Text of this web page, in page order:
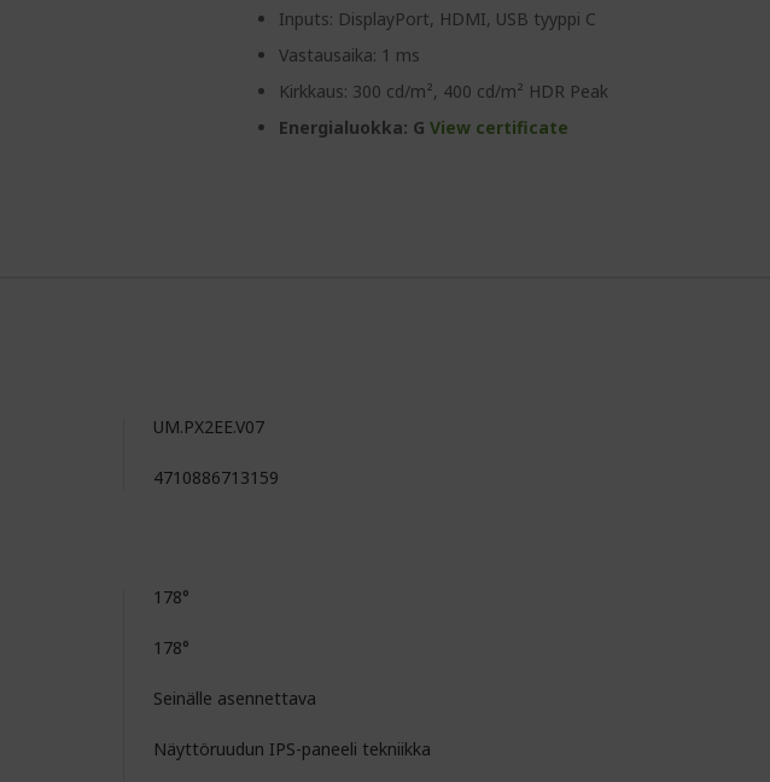
Inputs: DisplayPort, HDMI, USB tyyppi C
Vastausaika: 1 ms
Kirkkaus: 300 cd/m², 400 cd/m² HDR Peak
Energialuokka: GView certificate
UM.PX2EE.V07
4710886713159
178°
178°
Seinälle asennettava
Näyttöruudun IPS-paneeli tekniikka